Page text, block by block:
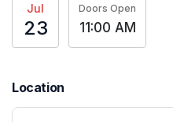
Jul
23
Doors Open
11:00 AM
Location